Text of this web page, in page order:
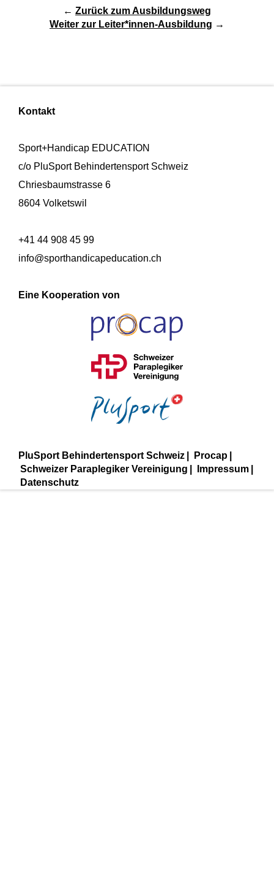
← Zurück zum Ausbildungsweg
Weiter zur Leiter*innen-Ausbildung →
Kontakt
Sport+Handicap EDUCATION
c/o PluSport Behindertensport Schweiz
Chriesbaumstrasse 6
8604 Volketswil
+41 44 908 45 99
info@sporthandicapeducation.ch
Eine Kooperation von
PluSport Behindertensport Schweiz
Procap
Schweizer Paraplegiker Vereinigung
Impressum
Datenschutz